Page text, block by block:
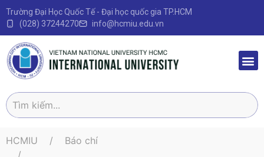
Trường Đại Học Quốc Tế - Đại học quốc gia TP.HCM
(028) 37244270
info@hcmiu.edu.vn
HCMIU Báo chí